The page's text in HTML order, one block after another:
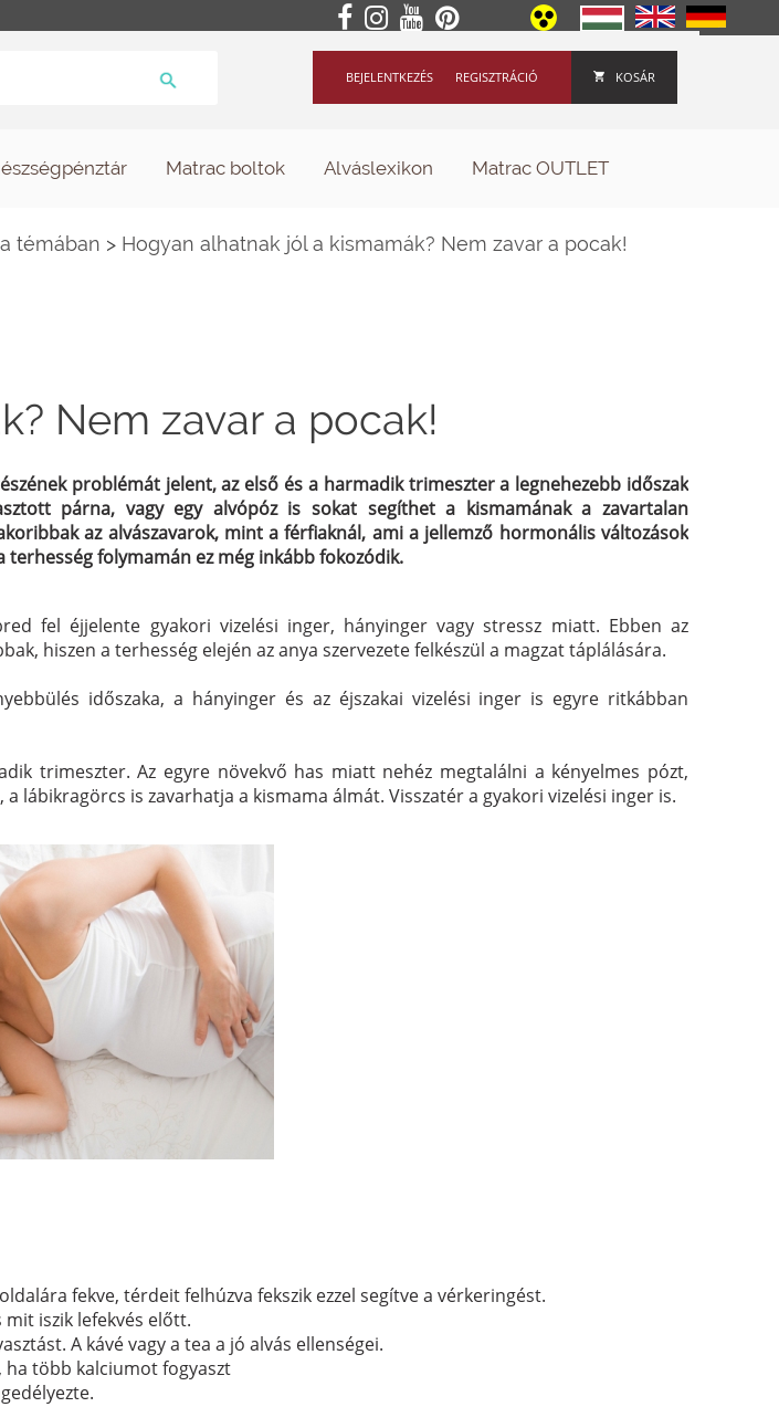
KOSÁR
REGISZTRÁCIÓ
BEJELENTKEZÉS
Matrac boltok Alváslexikon Matrac OUTLET
témában > Hogyan alhatnak jól a kismamák? Nem zavar a pocak!
Nem zavar a pocak!
problémát jelent, az első és a harmadik trimeszter a legnehezebb időszak
párna, vagy egy alvópóz is sokat segíthet a kismamának a zavartalan
az alvászavarok, mint a férfiaknál, ami a jellemző hormonális változások
folymamán ez még inkább fokozódik.
fel éjjelente gyakori vizelési inger, hányinger vagy stressz miatt. Ebben az
hiszen a terhesség elején az anya szervezete felkészül a magzat táplálására.
időszaka, a hányinger és az éjszakai vizelési inger is egyre ritkábban
trimeszter. Az egyre növekvő has miatt nehéz megtalálni a kényelmes pózt,
lábikragörcs is zavarhatja a kismama álmát. Visszatér a gyakori vizelési inger is.
fekve, térdeit felhúzva fekszik ezzel segítve a vérkeringést.
iszik lefekvés előtt.
A kávé vagy a tea a jó alvás ellenségei.
több kalciumot fogyaszt